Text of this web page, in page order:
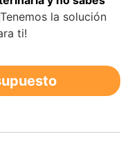
la solución
ti!